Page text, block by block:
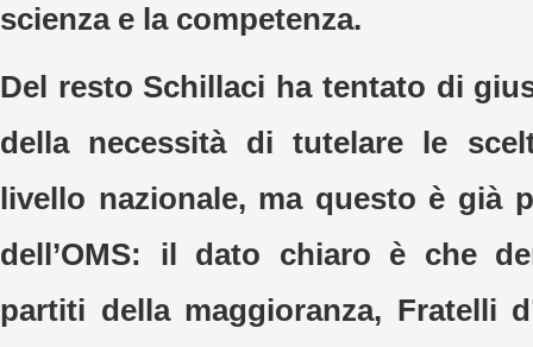
scienza e la competenza.
Del resto Schillaci ha tentato di
della necessità di tutelare le
livello nazionale, ma questo è già
dell’OMS: il dato chiaro è che
partiti della maggioranza, Fratelli